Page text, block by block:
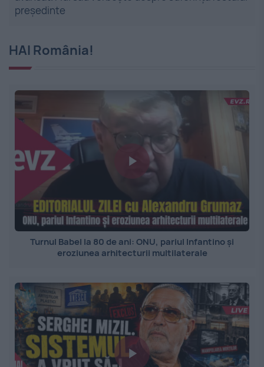
președinte
HAI România!
Turnul Babel la 80 de ani: ONU, pariul Infantino și
eroziunea arhitecturii multilaterale